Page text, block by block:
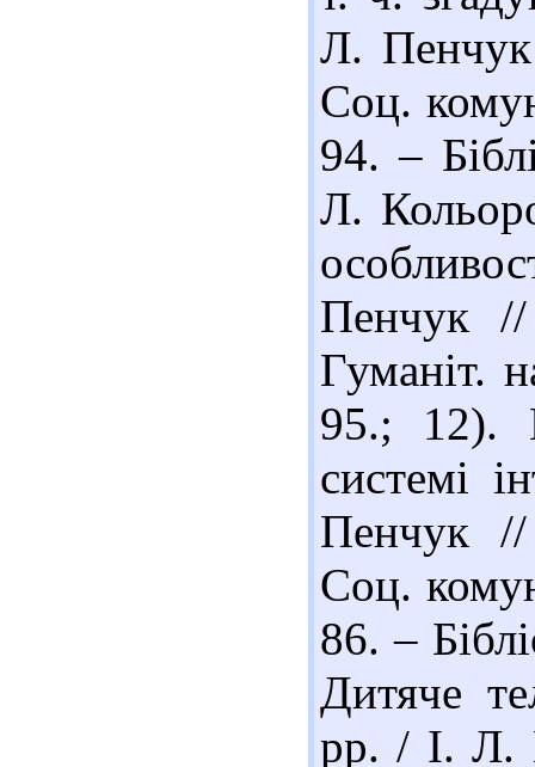
Л. Пенчук
Соц.
94. –
Л.
Пенчук //
Гуманіт.
95.; 12).
системі
Пенчук //
Соц.
86. –
Дитяче
рр. / І. Л.